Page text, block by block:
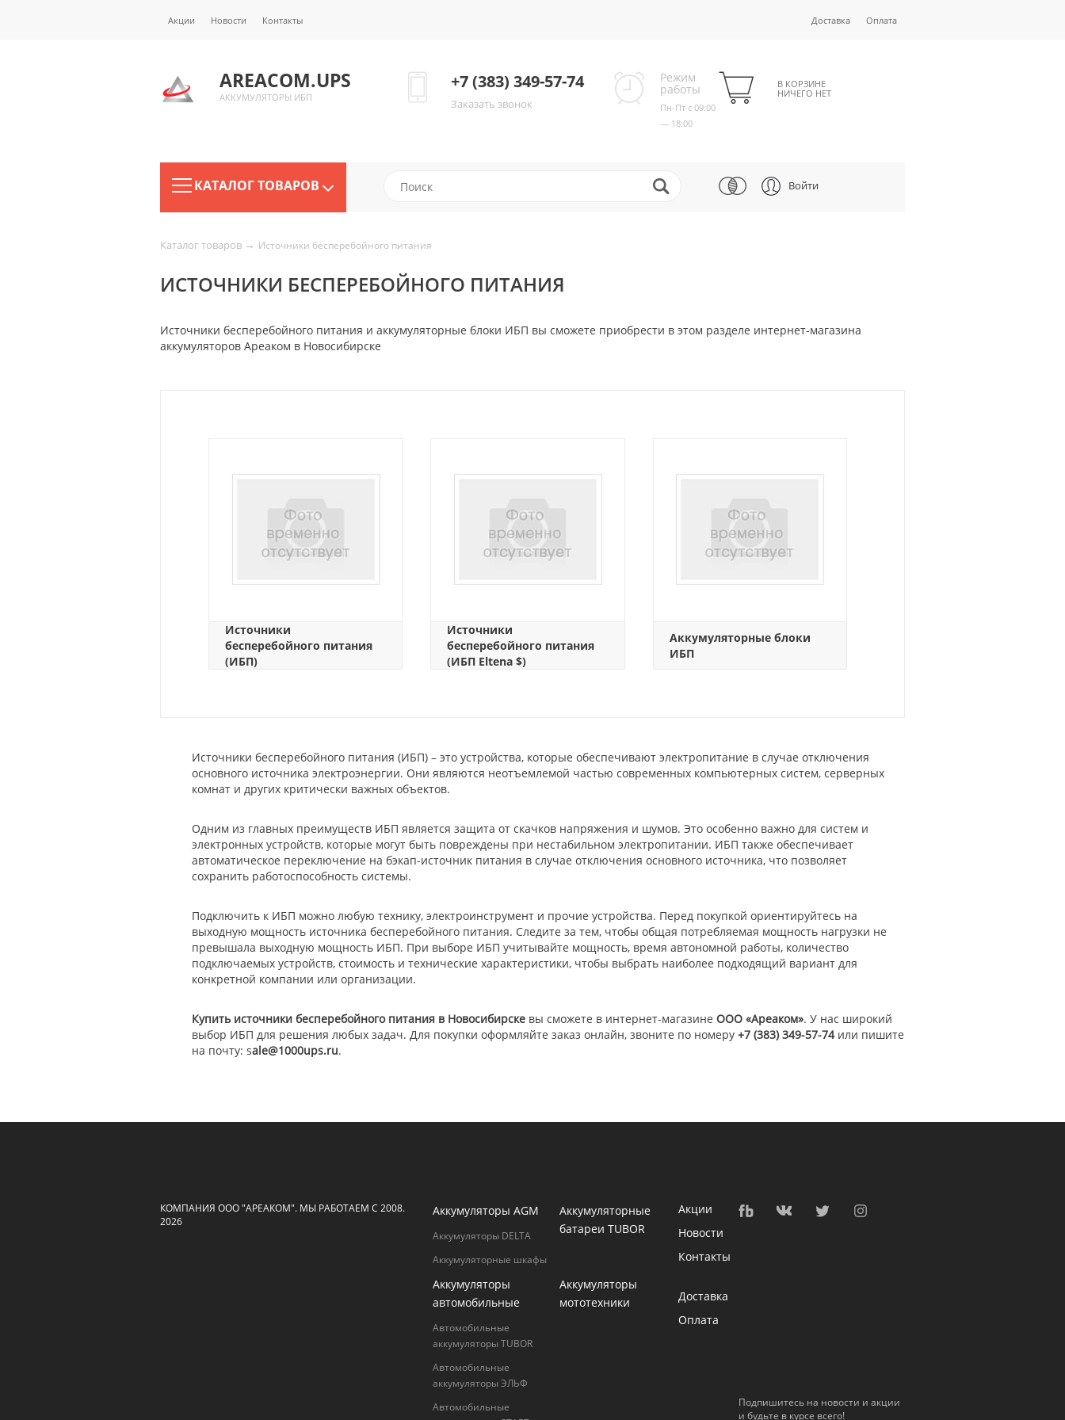
Акции Новости Контакты Доставка Оплата
AREACOM.UPS
АККУМУЛЯТОРЫ ИБП
+7 (383) 349-57-74
Заказать звонок
Режим
работы
Пн-Пт с 09:00
— 18:00
В КОРЗИНЕ
НИЧЕГО НЕТ
КАТАЛОГ ТОВАРОВ Войти
Каталог товаров → Источники бесперебойного питания
ИСТОЧНИКИ БЕСПЕРЕБОЙНОГО ПИТАНИЯ
Источники бесперебойного питания и аккумуляторные блоки ИБП вы сможете приобрести в этом разделе интернет-магазина
аккумуляторов Ареаком в Новосибирске
Источники
бесперебойного питания
(ИБП)
Источники
бесперебойного питания
(ИБП Eltena $)
Аккумуляторные блоки
ИБП
Источники бесперебойного питания (ИБП) – это устройства, которые обеспечивают электропитание в случае отключения
основного источника электроэнергии. Они являются неотъемлемой частью современных компьютерных систем, серверных
комнат и других критически важных объектов.
Одним из главных преимуществ ИБП является защита от скачков напряжения и шумов. Это особенно важно для систем и
электронных устройств, которые могут быть повреждены при нестабильном электропитании. ИБП также обеспечивает
автоматическое переключение на бэкап-источник питания в случае отключения основного источника, что позволяет
сохранить работоспособность системы.
Подключить к ИБП можно любую технику, электроинструмент и прочие устройства. Перед покупкой ориентируйтесь на
выходную мощность источника бесперебойного питания. Следите за тем, чтобы общая потребляемая мощность нагрузки не
превышала выходную мощность ИБП. При выборе ИБП учитывайте мощность, время автономной работы, количество
подключаемых устройств, стоимость и технические характеристики, чтобы выбрать наиболее подходящий вариант для
конкретной компании или организации.
Купить источники бесперебойного питания в Новосибирске вы сможете в интернет-магазине ООО «Ареаком». У нас широкий
выбор ИБП для решения любых задач. Для покупки оформляйте заказ онлайн, звоните по номеру +7 (383) 349-57-74или пишите
на почту: sale@1000ups.ru.
КОМПАНИЯ ООО "АРЕАКОМ". МЫ РАБОТАЕМ С 2008.
2026
Аккумуляторы AGM
Аккумуляторы DELTA
Аккумуляторные шкафы
Аккумуляторные
батареи TUBOR
Аккумуляторы
автомобильные
Автомобильные
аккумуляторы TUBOR
Автомобильные
аккумуляторы ЭЛЬФ
Автомобильные
Аккумуляторы
мототехники
Акции
Новости
Контакты
Доставка
Оплата
Подпишитесь на новости и акции
и будьте в курсе всего!